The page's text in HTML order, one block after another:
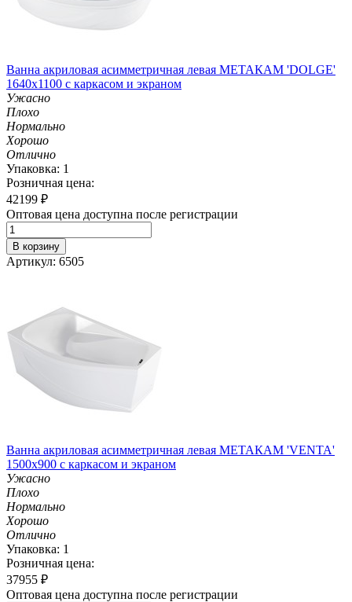
Ванна акриловая асимметричная левая МЕТАКАМ 'DOLGE'
1640х1100 с каркасом и экраном
Ужасно
Плохо
Нормально
Хорошо
Отлично
Упаковка: 1
Розничная цена:
42199 ₽
Оптовая цена доступна после регистрации
В корзину
Артикул: 6505
Ванна акриловая асимметричная левая МЕТАКАМ 'VENTA'
1500х900 с каркасом и экраном
Ужасно
Плохо
Нормально
Хорошо
Отлично
Упаковка: 1
Розничная цена:
37955 ₽
Оптовая цена доступна после регистрации